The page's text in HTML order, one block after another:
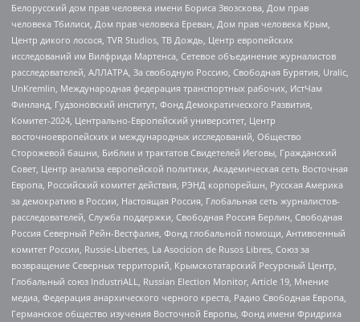
Белорусский дом прав человека имени Бориса Звозскова, Дом прав
человека Тбилиси, Дом прав человека Ереван, Дом прав человека Крым,
Центр дикого лосося, TVR Studios, ТВ Дождь, Центр европейских
исследований им Вилфрида Мартенса, Сетевое объединение журналистов
расследователей, АЛЛАТРА, За свободную Россию, Свободная Бурятия, Uralic,
UnKremlin, Международная федерация транспортных рабочих, ИстЧам
Финланд, Гудзоновский институт, Фонд Демократического Развития,
Комитет-2024, Центрально-Европейский университет, Центр
восточноевропейских и международных исследований, Общество
Сторожевой башни, Библии и трактатов Свидетелей Иеговы, Гражданский
Совет, Центр анализа европейской политики, Академическая сеть Восточная
Европа, Российский комитет действия, РЭНД корпорейшн, Русская Америка
за демократию в России, Настоящая Россия, Глобальная сеть журналистов-
расследователей, Служба поддержки, Свободная Россия Берлин, Свободная
Россия Северный Рейн-Вестфалия, Фонд глобальной помощи, Антивоенный
комитет России, Russie-Libertes, La Asocicion de Rusos Libres, Союз за
возвращение Северных территорий, Крымскотатарский Ресурсный Центр,
Глобальный союз IndustriALL, Russian Election Monitor, Article 19, Мнение
медиа, Федерация анархического черного креста, Радио Свободная Европа,
Германское общество изучения Восточной Европы, Фонд имени Фридриха